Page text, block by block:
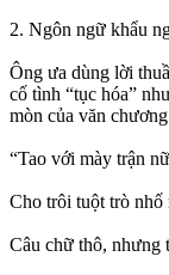
2. Ngôn ngữ khẩu
Ông ưa dùng lời
cố tình “tục hóa”
mòn của văn
“Tao với mày trận
Cho trôi tuột trò nhố
Câu chữ thô, nhưng